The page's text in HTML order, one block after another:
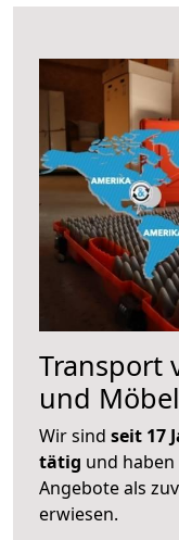
Transport
und
Wir sind seit 17
tätig und
Angebote als
erwiesen.